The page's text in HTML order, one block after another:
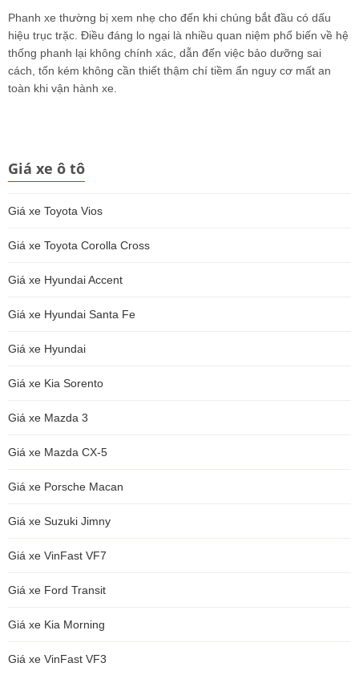
Phanh xe thường bị xem nhẹ cho đến khi chúng bắt đầu có dấu
hiệu trục trặc. Điều đáng lo ngại là nhiều quan niệm phổ biến về hệ
thống phanh lại không chính xác, dẫn đến việc bảo dưỡng sai
cách, tốn kém không cần thiết thậm chí tiềm ẩn nguy cơ mất an
toàn khi vận hành xe.
Giá xe ô tô
Giá xe Toyota Vios
Giá xe Toyota Corolla Cross
Giá xe Hyundai Accent
Giá xe Hyundai Santa Fe
Giá xe Hyundai
Giá xe Kia Sorento
Giá xe Mazda 3
Giá xe Mazda CX-5
Giá xe Porsche Macan
Giá xe Suzuki Jimny
Giá xe VinFast VF7
Giá xe Ford Transit
Giá xe Kia Morning
Giá xe VinFast VF3